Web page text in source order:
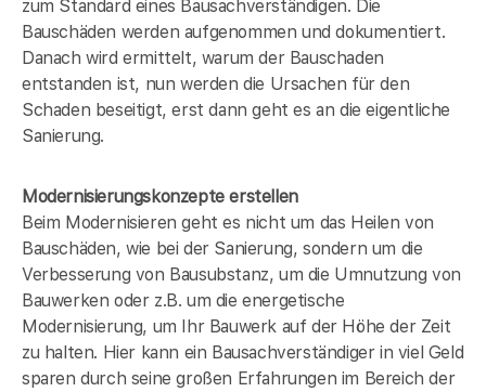
zum Standard eines Bausachverständigen. Die
Bauschäden werden aufgenommen und dokumentiert.
Danach wird ermittelt, warum der Bauschaden
entstanden ist, nun werden die Ursachen für den
Schaden beseitigt, erst dann geht es an die eigentliche
Sanierung.
Modernisierungskonzepte erstellen
Beim Modernisieren geht es nicht um das Heilen von
Bauschäden, wie bei der Sanierung, sondern um die
Verbesserung von Bausubstanz, um die Umnutzung von
Bauwerken oder z.B. um die energetische
Modernisierung, um Ihr Bauwerk auf der Höhe der Zeit
zu halten. Hier kann ein Bausachverständiger in viel Geld
sparen durch seine großen Erfahrungen im Bereich der